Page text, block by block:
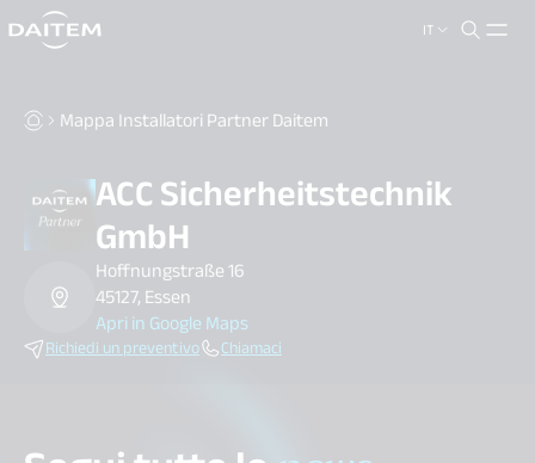
IT
search.label
Mappa Installatori Partner Daitem
ACC Sicherheitstechnik
GmbH
Hoffnungstraße 16
45127, Essen
Apri in Google Maps
Richiedi un preventivo Chiamaci